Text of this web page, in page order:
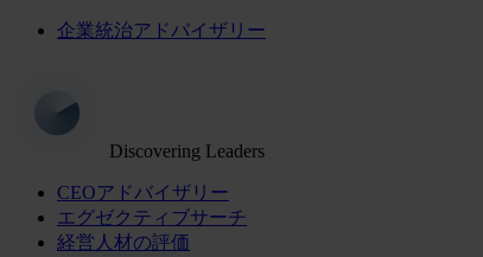
企業統治アドバイザリー
Discovering Leaders
CEOアドバイザリー
エグゼクティブサーチ
経営人材の評価